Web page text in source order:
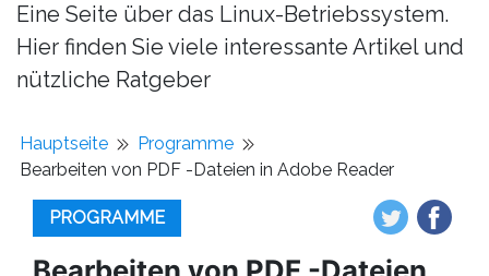
Eine Seite über das Linux-Betriebssystem.
Hier finden Sie viele interessante Artikel und
nützliche Ratgeber
Hauptseite
Programme
Bearbeiten von PDF -Dateien in Adobe Reader
PROGRAMME